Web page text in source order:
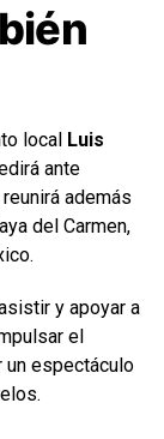
local Luis
ante
además
del Carmen,
y apoyar a
el
espectáculo